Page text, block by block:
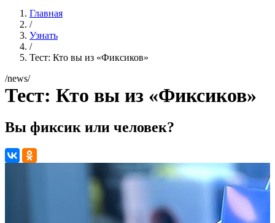
Главная
/
Узнать
/
Тест: Кто вы из «Фиксиков»
/news/
Тест: Кто вы из «Фиксиков»
Вы фиксик или человек?